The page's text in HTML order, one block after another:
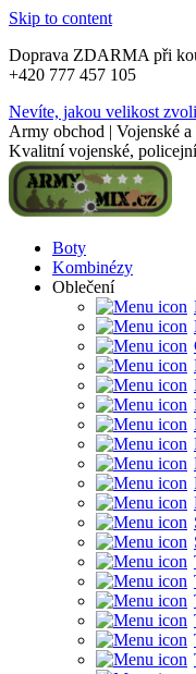
Skip to content
Doprava ZDARMA při
+420 777 457 105
Nevíte, jakou velikost
Army obchod | Vojenské
Kvalitní vojenské,
Boty
Kombinézy
Oblečení